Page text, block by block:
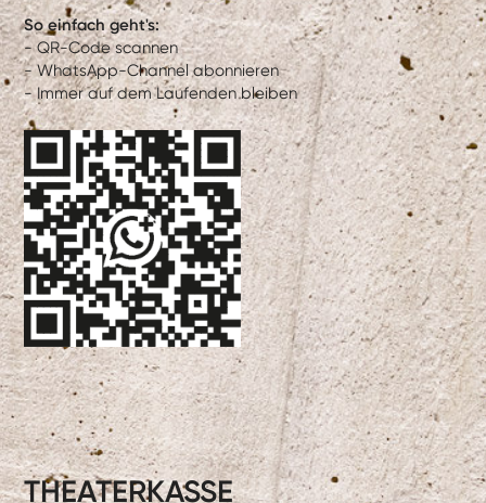
So einfach geht's:
- QR-Code scannen
- WhatsApp-Channel abonnieren
- Immer auf dem Laufenden bleiben
THEATERKASSE